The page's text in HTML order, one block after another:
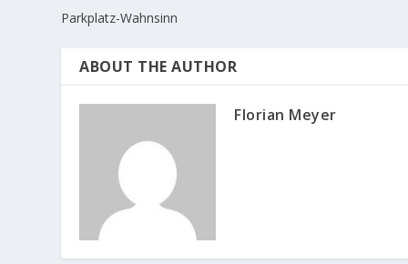
Parkplatz-Wahnsinn
ABOUT THE AUTHOR
Florian Meyer